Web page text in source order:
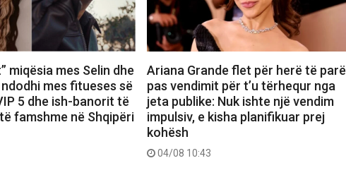
miqësia mes Selin dhe
mes fitueses së
5 dhe ish-banorit të
famshme në Shqipëri
Ariana Grande flet për herë të parë
pas vendimit për t’u tërhequr nga
jeta publike: Nuk ishte një vendim
impulsiv, e kisha planifikuar prej
kohësh
04/08 10:43